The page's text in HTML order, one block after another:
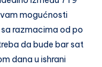
mogućnosti
razmacima od po
da bude bar sat
dana u ishrani